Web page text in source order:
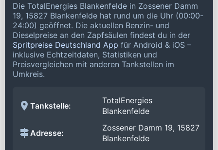
Die TotalEnergies Blankenfelde in Zossener Damm
19, 15827 Blankenfelde hat rund um die Uhr (00:00-
24:00) geöffnet. Die aktuellen Benzin- und
Dieselpreise an den Zapfsäulen findest du in der
Spritpreise Deutschland App für Android & iOS –
inklusive Echtzeitdaten, Statistiken und
Preisvergleichen mit anderen Tankstellen im
Umkreis.
Tankstelle:
TotalEnergies
Blankenfelde
Adresse:
Zossener Damm 19, 15827
Blankenfelde